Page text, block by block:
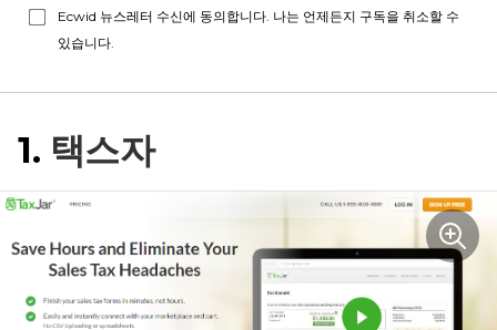
Ecwid 뉴스레터 수신에 동의합니다. 나는 언제든지 구독을 취소할 수
있습니다.
1. 택스자